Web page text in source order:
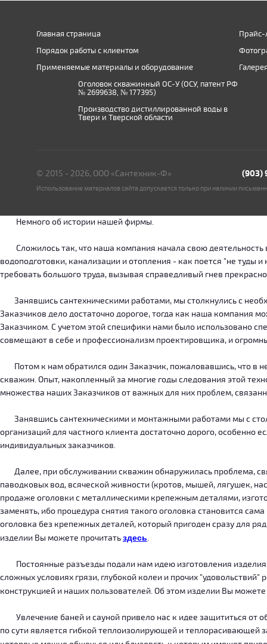
Главная страница
Порядок работы с клиентом
Применяемые материалы и оборудование
Прайс-
Оголовок скважинный ОС-У (ОСУ, патент РФ
№ 2699638, № 177395)
Производство дистиллированной воды в
Твери и Тверской области
© 2015 - 2026, ООО «Сантехник-Ф» (903)
Использование материалов сайта допускается только при наличии
Немного об истории нашей фирмы.
Сложилось так, что наша компания начала свою деятельность
водоподготовки, канализации и отопления - как поется "не
требовать большого труда, вызывая справедливый гнев
Занявшись сантехническими работами, мы столкнулись с
Заказчиков дело достаточно дорогое, тогда как наша компания
Заказчиком. С учетом этой специфики нами было использовано
совмещают в себе и профессионализм проектировщика, и
Потом к нам обратился один Заказчик, пожаловавшись, что в
скважин. Опыт, накопленный за многие годы следования этой
множества наших Заказчиков от важных для них проблем,
Занявшись сантехническими и монтажными работами мы с
организаций для частного клиента достаточно дорого, особенно
индивидуальных заказчиков.
Далее, при обслуживании скважин обнаружилась проблема,
паводковых вод, всяческой живности (кротов, мышей, лягушек,
продаже оголовки с металлическими крепежным деталями,
заменять, ибо процедура снятия такого оголовка становится
оголовка без крепежных деталей, который пригоден сразу для
изделии Вы можете прочитатьздесь.
Постоянные разъезды подали нам идею изготовления
сложных условиях грязи, глубокой колеи и прочих
конструкцией и наших пользователей. Об этом изделии Вы
Увлечение баней и сауной привело нас к идее защититься от
по сути является гибкой теплоизолирующей и теплорасивающей